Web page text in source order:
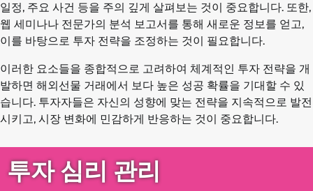
일정, 주요 사건 등을 주의 깊게 살펴보는 것이 중요합니다. 또한,
웹 세미나나 전문가의 분석 보고서를 통해 새로운 정보를 얻고,
이를 바탕으로 투자 전략을 조정하는 것이 필요합니다.
이러한 요소들을 종합적으로 고려하여 체계적인 투자 전략을 개
발하면 해외선물 거래에서 보다 높은 성공 확률을 기대할 수 있
습니다. 투자자들은 자신의 성향에 맞는 전략을 지속적으로 발전
시키고, 시장 변화에 민감하게 반응하는 것이 중요합니다.
투자 심리 관리